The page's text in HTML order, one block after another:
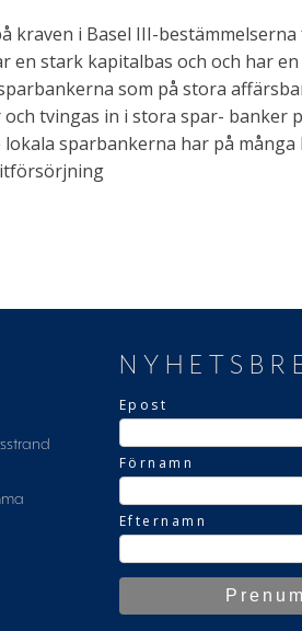
kraven i Basel III-
stark kapitalbas och och har
som på stora
tvingas in i stora spar- banker
sparbankerna har på många
Epost
Förnamn
Efternamn